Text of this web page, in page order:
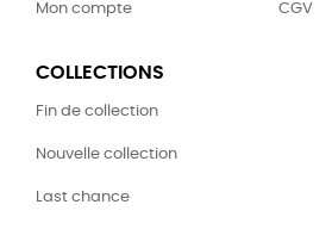
Mon compte CGV
COLLECTIONS
Fin de collection
Nouvelle collection
Last chance